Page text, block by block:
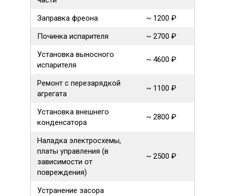
Заправка фреона
~ 1200 ₽
Починка испарителя
~ 2700 ₽
Установка выносного
испарителя
~ 4600 ₽
Ремонт с перезарядкой
агрегата
~ 1100 ₽
Установка внешнего
конденсатора
~ 2800 ₽
Наладка электросхемы,
платы управления (в
зависимости от
повреждения)
~ 2500 ₽
Устранение засора